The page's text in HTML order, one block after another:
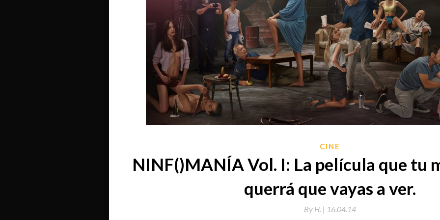
CINE
NINF()MANÍA Vol. I: La película que tu
querrá que vayas a ver.
By H. | 16.04.14